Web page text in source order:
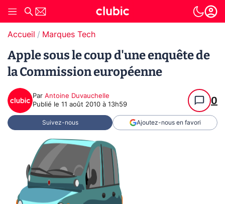
Accueil Marques Tech
Apple sous le coup d'une enquête de
la Commission européenne
Par Antoine Duvauchelle
Publié le 11 août 2010 à 13h59 0
Suivez-nous Ajoutez-nous en favori